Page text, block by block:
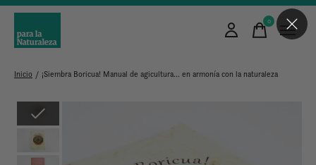
0items
Inicio / ¡Siembra Boricua! Manual de agicultura... en armonía con la naturaleza